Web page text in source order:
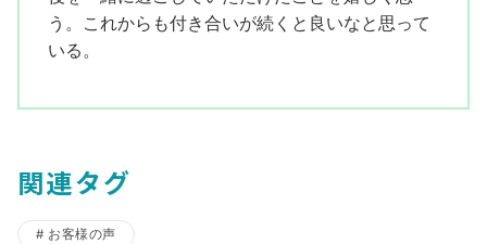
う。これからも付き合いが続くと良いなと思って
いる。
関連タグ
お客様の声